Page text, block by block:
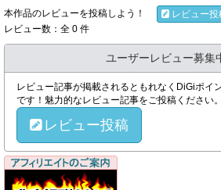
本作品のレビューを投稿しよう！
レビュー投
レビュー数：全 0 件
ユーザーレビュー募集
レビュー記事が掲載されるともれなくDiGiポイ
です！魅力的なレビュー記事をご投稿ください。
レビュー投稿